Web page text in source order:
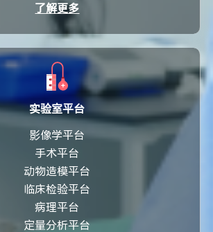
了解更多
实验室平台
影像学平台
手术平台
动物造模平台
临床检验平台
病理平台
定量分析平台